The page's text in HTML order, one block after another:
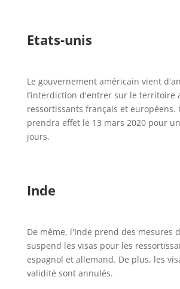
Etats-unis
Le gouvernement américain vient
l’interdiction d'entrer sur le territoire
ressortissants français et européens.
prendra effet le 13 mars 2020 pour
jours.
Inde
De même, l'Inde prend des mesures
suspend les visas pour les
espagnol et allemand. De plus, les
validité sont annulés.